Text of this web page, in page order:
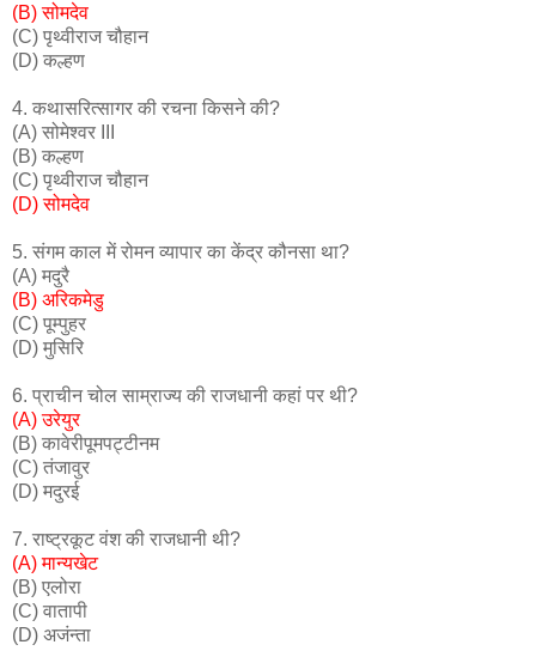
(B) सोमदेव
(C) पृथ्वीराज चौहान
(D) कल्हण
4. कथासरित्सागर की रचना किसने की?
(A) सोमेश्वर III
(B) कल्हण
(C) पृथ्वीराज चौहान
(D) सोमदेव
5. संगम काल में रोमन व्यापार का केंद्र कौनसा था?
(A) मदुरै
(B) अरिकमेडु
(C) पूम्पुहर
(D) मुसिरि
6. प्राचीन चोल साम्राज्य की राजधानी कहां पर थी?
(A) उरेयुर
(B) कावेरीपूमपट्टीनम
(C) तंजावुर
(D) मदुरई
7. राष्ट्रकूट वंश की राजधानी थी?
(A) मान्यखेट
(B) एलोरा
(C) वातापी
(D) अजंन्ता